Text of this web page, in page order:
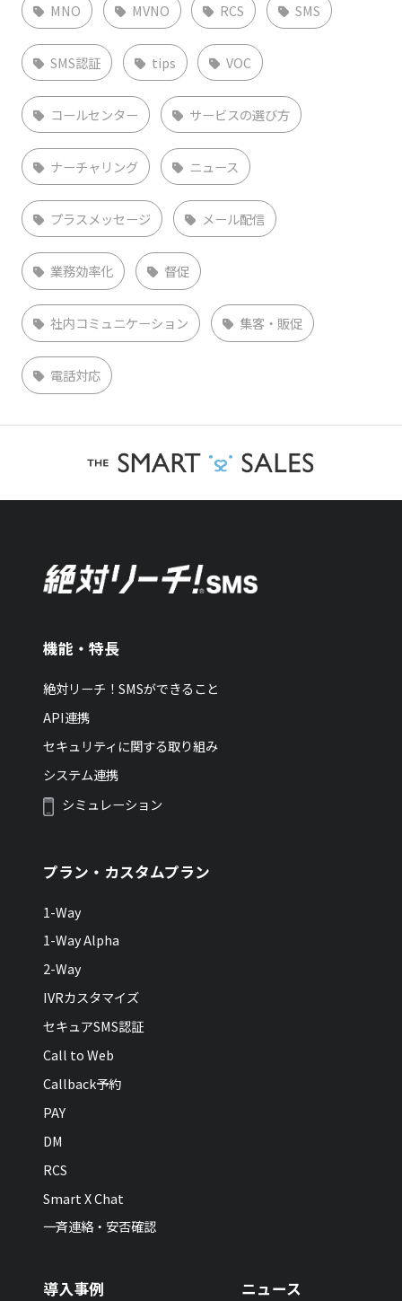
MNO MVNO RCS SMS
SMS認証 tips VOC
コールセンター サービスの選び方
ナーチャリング ニュース
プラスメッセージ メール配信
業務効率化 督促
社内コミュニケーション 集客・販促
電話対応
機能・特長
絶対リーチ！SMSができること
API連携
セキュリティに関する取り組み
システム連携
シミュレーション
プラン・カスタムプラン
1-Way
1-Way Alpha
2-Way
IVRカスタマイズ
セキュアSMS認証
Call to Web
Callback予約
PAY
DM
RCS
Smart X Chat
一斉連絡・安否確認
導入事例 ニュース